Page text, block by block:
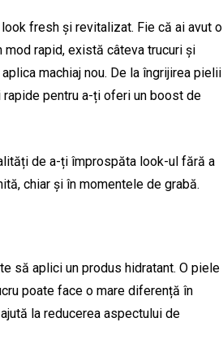
fresh și revitalizat. Fie că ai avut o
rapid, există câteva trucuri și
machiaj nou. De la îngrijirea pielii
pentru a-ți oferi un boost de
de a-ți împrospăta look-ul fără a
chiar și în momentele de grabă.
să aplici un produs hidratant. O piele
poate face o mare diferență în
la reducerea aspectului de